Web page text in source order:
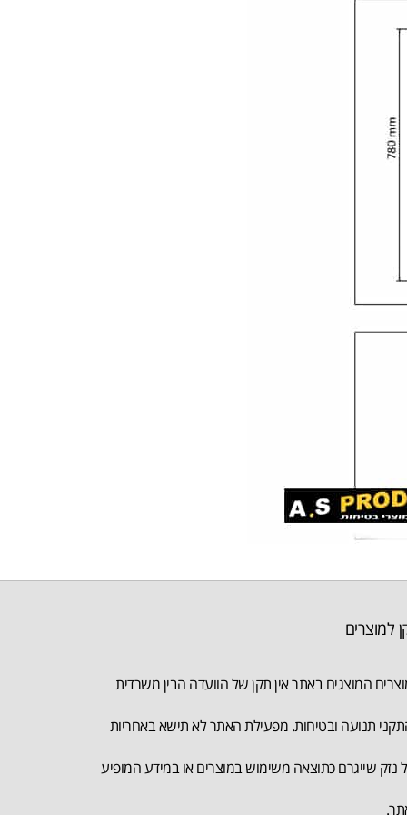
למוצרים
המוצגים באתר אין תקן של הוועדה הבין משרדית
תנועה ובטיחות. מפעילת האתר לא תישא באחריות
נזק שייגרם כתוצאה משימוש במוצרים או במידע המופיע